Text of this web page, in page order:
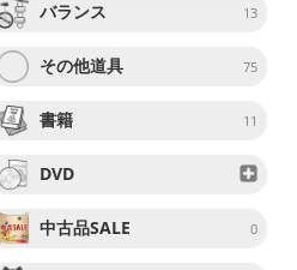
バランス 13
その他道具 75
書籍 11
DVD
中古品SALE 0